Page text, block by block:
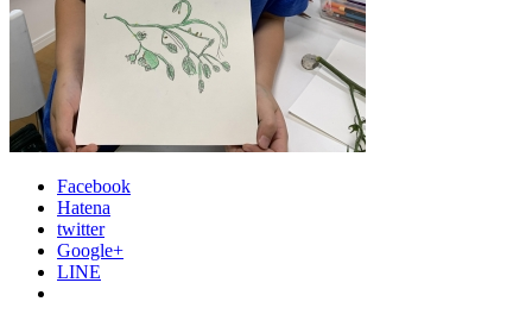
Facebook
Hatena
twitter
Google+
LINE